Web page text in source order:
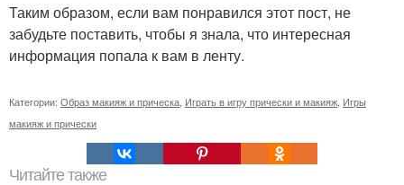
Таким образом, если вам понравился этот пост, не
забудьте поставить, чтобы я знала, что интересная
информация попала к вам в ленту.
Категории: Образ макияж и прическа Играть в игру прически и макияж Игры
макияж и прически
Читайте также